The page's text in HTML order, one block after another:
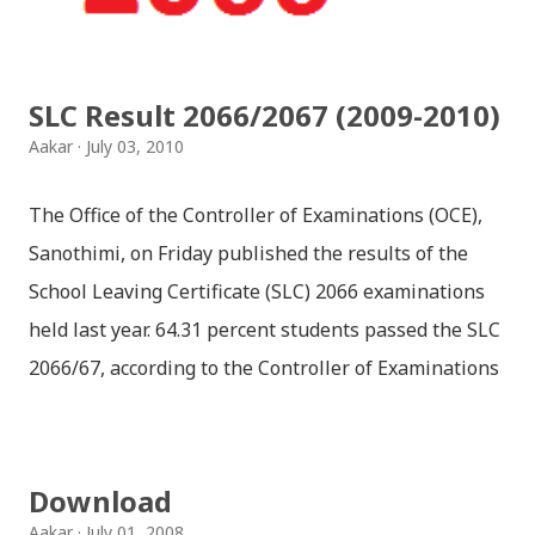
SLC Result 2066/2067 (2009-2010)
Aakar July 03, 2010
The Office of the Controller of Examinations (OCE),
Sanothimi, on Friday published the results of the
School Leaving Certificate (SLC) 2066 examinations
held last year. 64.31 percent students passed the SLC
2066/67, according to the Controller of Examinations
Congratulations to all, who passed SLC this year. And
Download